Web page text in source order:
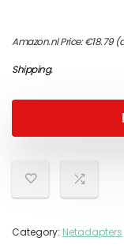
Amazon.nl Price:€18.79
Shipping.
Category: Netadapters